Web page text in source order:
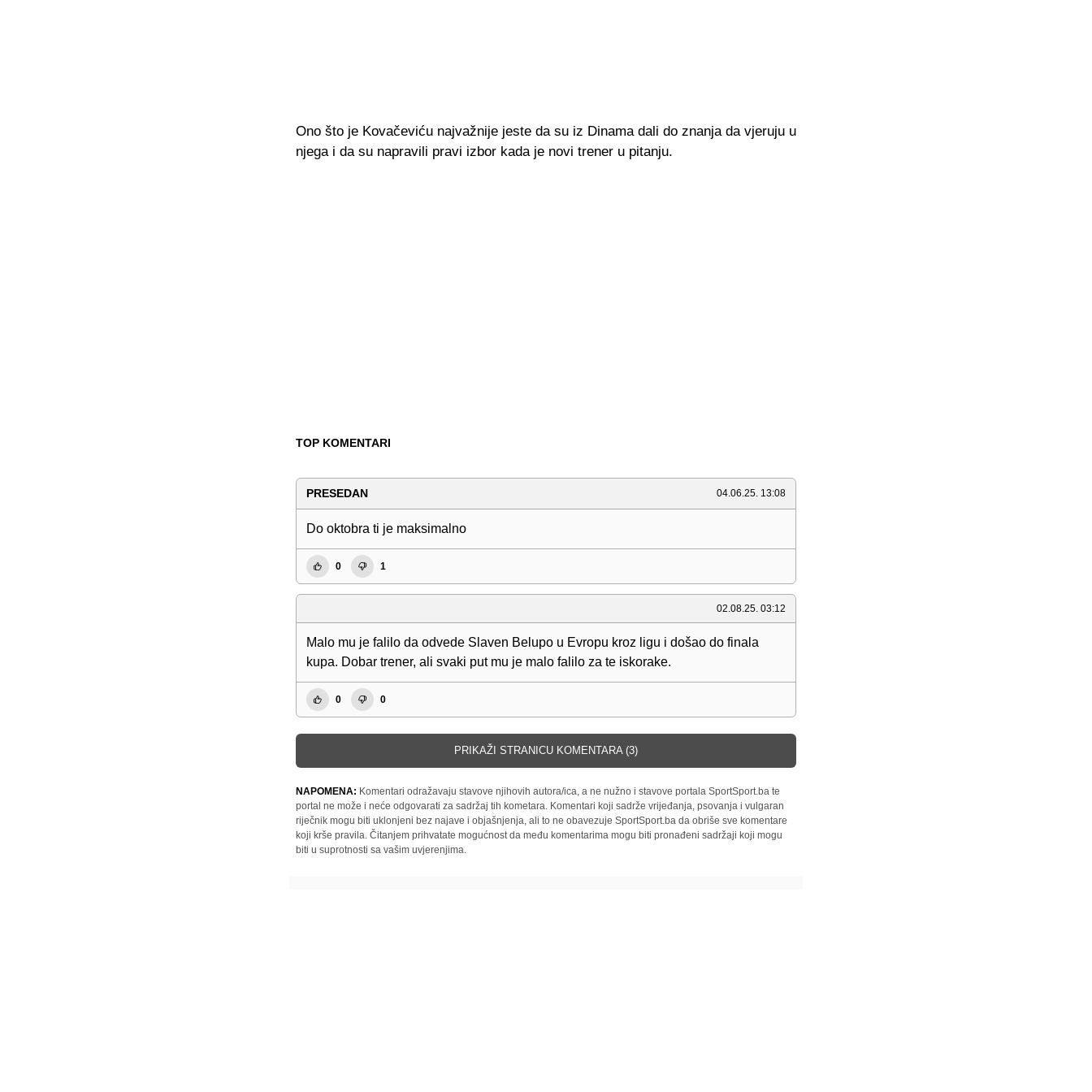
Ono što je Kovačeviću najvažnije jeste da su iz Dinama dali do znanja da vjeruju u
njega i da su napravili pravi izbor kada je novi trener u pitanju.
TOP KOMENTARI
PRESEDAN 04.06.25. 13:08
Do oktobra ti je maksimalno
0 1
02.08.25. 03:12
Malo mu je falilo da odvede Slaven Belupo u Evropu kroz ligu i došao do finala
kupa. Dobar trener, ali svaki put mu je malo falilo za te iskorake.
0 0
PRIKAŽI STRANICU KOMENTARA (3)
NAPOMENA: Komentari odražavaju stavove njihovih autora/ica, a ne nužno i stavove portala SportSport.ba te
portal ne može i neće odgovarati za sadržaj tih kometara. Komentari koji sadrže vrijeđanja, psovanja i vulgaran
riječnik mogu biti uklonjeni bez najave i objašnjenja, ali to ne obavezuje SportSport.ba da obriše sve komentare
koji krše pravila. Čitanjem prihvatate mogućnost da među komentarima mogu biti pronađeni sadržaji koji mogu
biti u suprotnosti sa vašim uvjerenjima.